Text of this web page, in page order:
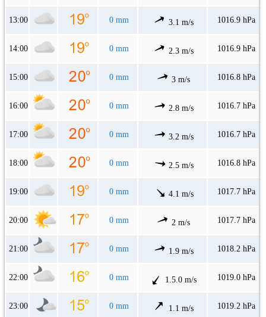
13:00 0 mm 3.1 m/s 1016.9 hPa
14:00 0 mm 2.3 m/s 1016.9 hPa
15:00 0 mm 3 m/s 1016.8 hPa
16:00 0 mm 2.8 m/s 1016.7 hPa
17:00 0 mm 3.2 m/s 1016.7 hPa
18:00 0 mm 2.5 m/s 1016.8 hPa
19:00 0 mm 4.1 m/s 1017.7 hPa
20:00 0 mm 2 m/s 1017.7 hPa
21:00 0 mm 1.9 m/s 1018.2 hPa
22:00 0 mm 1.5.0 m/s 1019.0 hPa
23:00 0 mm 1.1 m/s 1019.2 hPa